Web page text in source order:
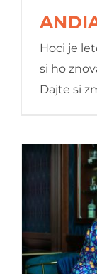
Hoci je
si ho
Dajte si